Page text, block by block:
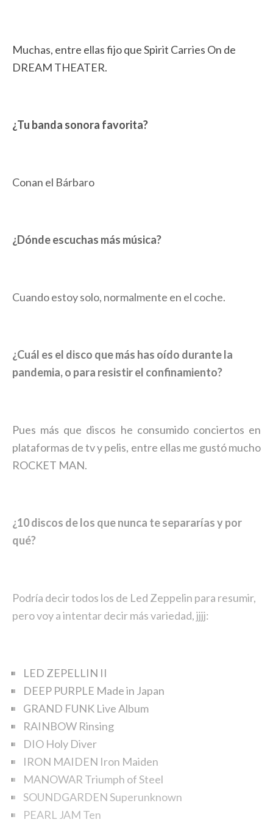
Muchas, entre ellas fijo que Spirit Carries On de
DREAM THEATER.
¿Tu banda sonora favorita?
Conan el Bárbaro
¿Dónde escuchas más música?
Cuando estoy solo, normalmente en el coche.
¿Cuál es el disco que más has oído durante la
pandemia, o para resistir el confinamiento?
Pues más que discos he consumido conciertos en
plataformas de tv y pelis, entre ellas me gustó mucho
ROCKET MAN.
¿10 discos de los que nunca te separarías y por
qué?
Podría decir todos los de Led Zeppelin para resumir,
pero voy a intentar decir más variedad, jjjj:
LED ZEPELLIN II
DEEP PURPLE Made in Japan
GRAND FUNK Live Album
RAINBOW Rinsing
DIO Holy Diver
IRON MAIDEN Iron Maiden
MANOWAR Triumph of Steel
SOUNDGARDEN Superunknown
PEARL JAM Ten